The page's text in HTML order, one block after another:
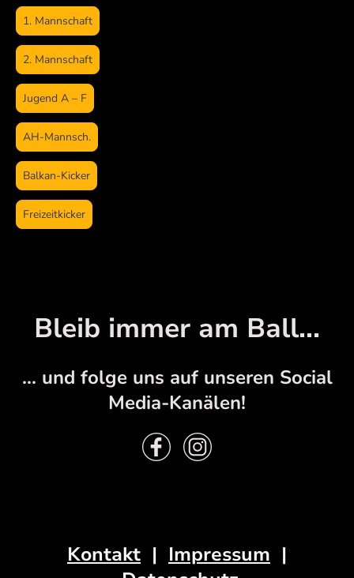
1. Mannschaft
2. Mannschaft
Jugend A – F
AH-Mannsch.
Balkan-Kicker
Freizeitkicker
Bleib immer am Ball...
... und folge uns auf unseren Social
Media-Kanälen!
Kontakt | Impressum |